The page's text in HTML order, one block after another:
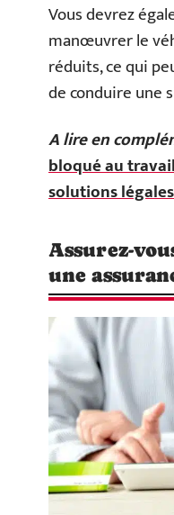
Vous devrez
manœuvrer le
réduits, ce qui
de conduire une
A lire en
bloqué au
solutions
Assurez-
une